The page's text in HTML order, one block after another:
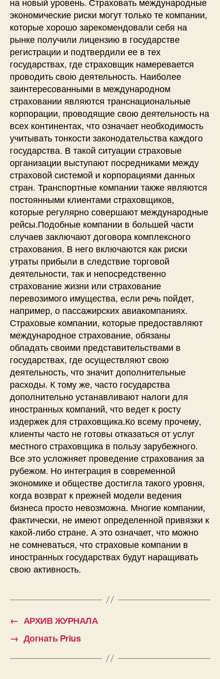
экономические риски могут только те компании,
которые хорошо зарекомендовали себя на
рынке получили лицензию в государстве
регистрации и подтвердили ее в тех
государствах, где страховщик намеревается
проводить свою деятельность. Наиболее
заинтересованными в международном
страховании являются транснациональные
корпорации, проводящие свою деятельность на
всех континентах, что означает необходимость
учитывать тонкости законодательства каждого
государства. В такой ситуации страховые
организации выступают посредниками между
страховой системой и корпорациями данных
стран. Транспортные компании также являются
постоянными клиентами страховщиков,
которые регулярно совершают международные
рейсы.Подобные компании в большей части
случаев заключают договора комплексного
страхования. В него включаются как риски
утраты прибыли в следствие торговой
деятельности, так и непосредственно
страхование жизни или страхование
перевозимого имущества, если речь пойдет,
например, о пассажирских авиакомпаниях.
Страховые компании, которые предоставляют
международное страхование, обязаны
обладать своими представительствами в
государствах, где осуществляют свою
деятельность, что значит дополнительные
расходы. К тому же, часто государства
дополнительно устанавливают налоги для
иностранных компаний, что ведет к росту
издержек для страховщика.Ко всему прочему,
клиенты часто не готовы отказаться от услуг
местного страховщика в пользу зарубежного.
Все это усложняет проведение страхования за
рубежом. Но интеграция в современной
экономике и обществе достигла такого уровня,
когда возврат к прежней модели ведения
бизнеса просто невозможна. Многие компании,
фактически, не имеют определенной привязки к
какой-либо стране. А это означает, что можно
не сомневаться, что страховые компании в
иностранных государствах будут наращивать
свою активность.
← АРХИВ ЖУРНАЛА
→ Догнать Prius